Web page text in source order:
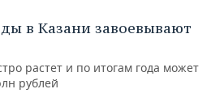
в Казани завоевывают
растет и по итогам года может
рублей